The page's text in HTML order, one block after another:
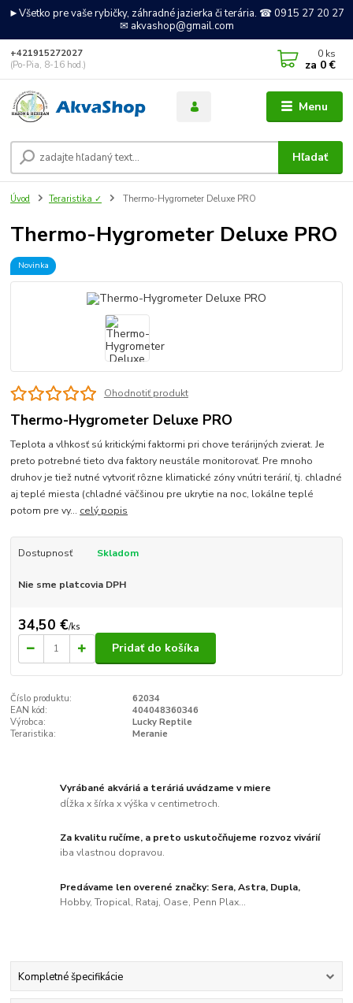
►Všetko pre vaše rybičky, záhradné jazierka či terária. ☎ 0915 27 20 27
✉ akvashop@gmail.com
Menu
Hľadať
+421915272027
(Po-Pia, 8-16 hod.)
0 ks
za 0 €
Úvod Teraristika ✓ Thermo-Hygrometer Deluxe PRO
Thermo-Hygrometer Deluxe PRO
Novinka
Ohodnotiť produkt
Thermo-Hygrometer Deluxe PRO
Teplota a vlhkosť sú kritickými faktormi pri chove terárijných zvierat. Je
preto potrebné tieto dva faktory neustále monitorovať. Pre mnoho
druhov je tiež nutné vytvoriť rôzne klimatické zóny vnútri terárií, tj. chladné
aj teplé miesta (chladné väčšinou pre ukrytie na noc, lokálne teplé
potom pre vy... celý popis
Dostupnosť Skladom
Nie sme platcovia DPH
34,50 €/ks
Pridať do košíka
Číslo produktu:
62034
EAN kód:
404048360346
Výrobca:
Lucky Reptile
Teraristika:
Meranie
Vyrábané akváriá a teráriá uvádzame v miere
dĺžka x šírka x výška v centimetroch.
Za kvalitu ručíme, a preto uskutočňujeme rozvoz vivárií
iba vlastnou dopravou.
Predávame len overené značky: Sera, Astra, Dupla,
Hobby, Tropical, Rataj, Oase, Penn Plax...
Kompletné špecifikácie